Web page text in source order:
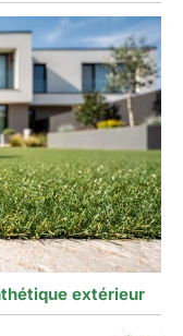
extérieur